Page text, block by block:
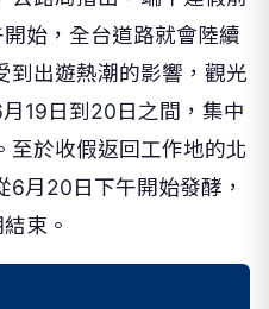
始，全台道路就會陸續
到出遊熱潮的影響，觀光
19日到20日之間，集中
至於收假返回工作地的北
6月20日下午開始發酵，
束。